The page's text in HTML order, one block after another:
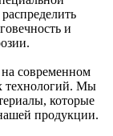
и
современном
технологий. Мы
которые
продукции.